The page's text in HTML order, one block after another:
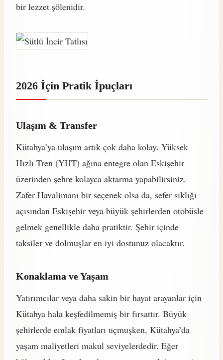
bir lezzet şölenidir.
2026 İçin Pratik İpuçları
Ulaşım & Transfer
Kütahya’ya ulaşım artık çok daha kolay. Yüksek
Hızlı Tren (YHT) ağına entegre olan Eskişehir
üzerinden şehre kolayca aktarma yapabilirsiniz.
Zafer Havalimanı bir seçenek olsa da, sefer sıklığı
açısından Eskişehir veya büyük şehirlerden otobüsle
gelmek genellikle daha pratiktir. Şehir içinde
taksiler ve dolmuşlar en iyi dostunuz olacaktır.
Konaklama ve Yaşam
Yatırımcılar veya daha sakin bir hayat arayanlar için
Kütahya hala keşfedilmemiş bir fırsattır. Büyük
şehirlerde emlak fiyatları uçmuşken, Kütahya’da
yaşam maliyetleri makul seviyelerdedir. Eğer